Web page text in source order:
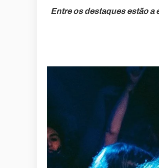
Entre os destaques estão a